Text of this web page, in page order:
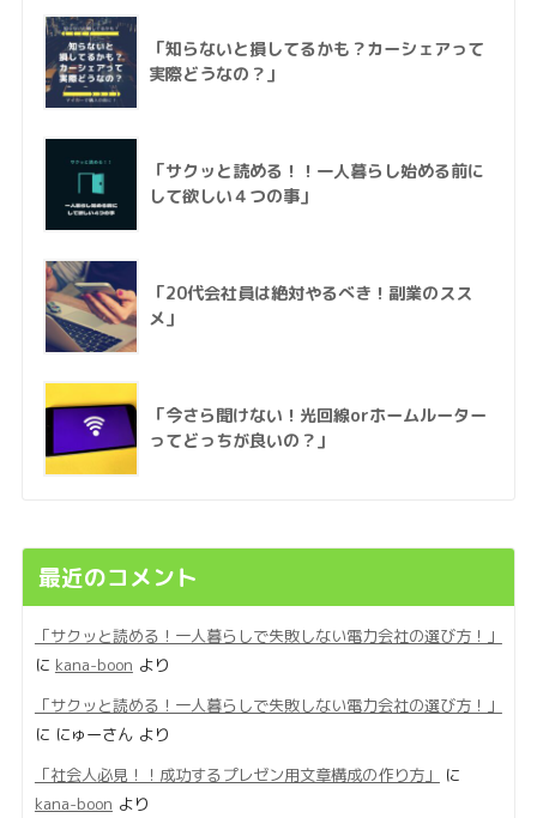
「知らないと損してるかも？カーシェアって
実際どうなの？」
「サクッと読める！！一人暮らし始める前に
して欲しい４つの事」
「20代会社員は絶対やるべき！副業のスス
メ」
「今さら聞けない！光回線orホームルーター
ってどっちが良いの？」
最近のコメント
「サクッと読める！一人暮らしで失敗しない電力会社の選び方！」
に kana-boon より
「サクッと読める！一人暮らしで失敗しない電力会社の選び方！」
に にゅーさんより
「社会人必見！！成功するプレゼン用文章構成の作り方」
に
kana-boon より